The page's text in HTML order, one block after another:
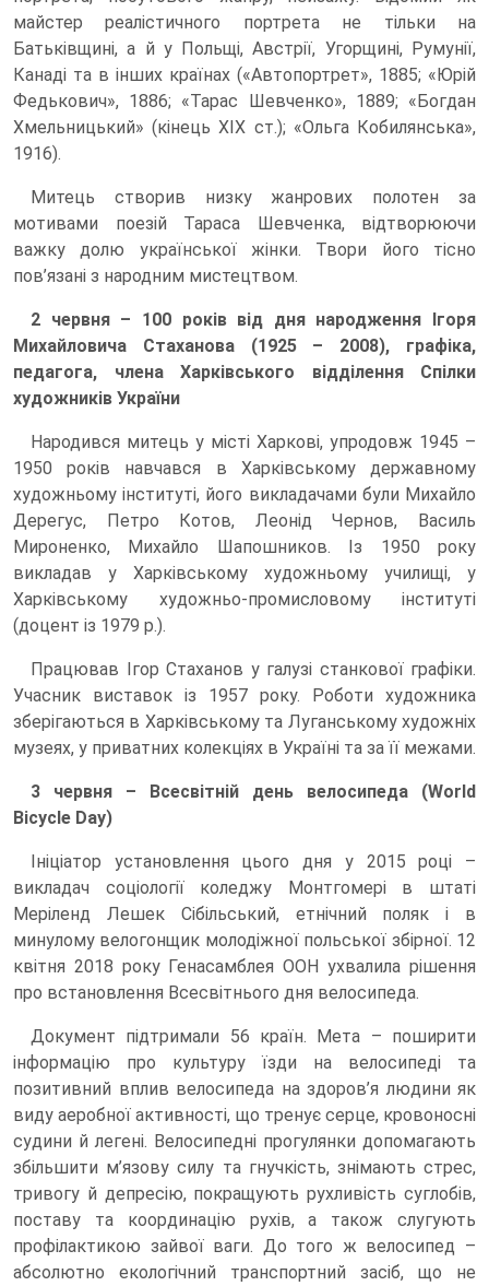
майстер реалістичного портрета не тільки на
Батьківщині, а й у Польщі, Австрії, Угорщині, Румунії,
Канаді та в інших країнах («Автопортрет», 1885; «Юрій
Федькович», 1886; «Тарас Шевченко», 1889; «Богдан
Хмельницький» (кінець XIX ст.); «Ольга Кобилянська»,
1916).
Митець створив низку жанрових полотен за
мотивами поезій Тараса Шевченка, відтворюючи
важку долю української жінки. Твори його тісно
пов’язані з народним мистецтвом.
2 червня – 100 років від дня народження Ігоря
Михайловича Стаханова (1925 – 2008), графіка,
педагога, члена Харківського відділення Спілки
художників України
Народився митець у місті Харкові, упродовж 1945 –
1950 років навчався в Харківському державному
художньому інституті, його викладачами були Михайло
Дерегус, Петро Котов, Леонід Чернов, Василь
Мироненко, Михайло Шапошников. Із 1950 року
викладав у Харківському художньому училищі, у
Харківському художньо-промисловому інституті
(доцент із 1979 р.).
Працював Ігор Стаханов у галузі станкової графіки.
Учасник виставок із 1957 року. Роботи художника
зберігаються в Харківському та Луганському художніх
музеях, у приватних колекціях в Україні та за її межами.
3 червня – Всесвітній день велосипеда (World
Bicycle Day)
Ініціатор установлення цього дня у 2015 році –
викладач соціології коледжу Монтгомері в штаті
Меріленд Лешек Сібільський, етнічний поляк і в
минулому велогонщик молодіжної польської збірної. 12
квітня 2018 року Генасамблея ООН ухвалила рішення
про встановлення Всесвітнього дня велосипеда.
Документ підтримали 56 країн. Мета – поширити
інформацію про культуру їзди на велосипеді та
позитивний вплив велосипеда на здоров’я людини як
виду аеробної активності, що тренує серце, кровоносні
судини й легені. Велосипедні прогулянки допомагають
збільшити м’язову силу та гнучкість, знімають стрес,
тривогу й депресію, покращують рухливість суглобів,
поставу та координацію рухів, а також слугують
профілактикою зайвої ваги. До того ж велосипед –
абсолютно екологічний транспортний засіб, що не